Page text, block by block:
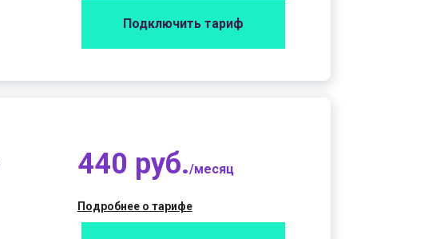
Подключить тариф
440 руб./месяц
Подробнее о тарифе